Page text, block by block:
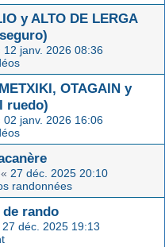
y ALTO DE LERGA
12 janv. 2026 08:36
OTAGAIN y
ruedo)
02 janv. 2026 16:06
« 27 déc. 2025 20:10
randonnées
rando
27 déc. 2025 19:13